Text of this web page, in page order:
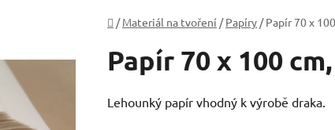
Domů
/ Materiál na tvoření / Papíry / Papír 70 x
Papír 70 x 100
Lehounký papír vhodný k výrobě draka.